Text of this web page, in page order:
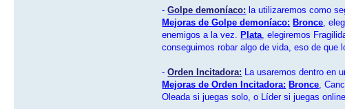
-Golpe demoníaco: la utilizaremos como
Mejoras de Golpe demoníaco: Bronce,
enemigos a la vez. Plata, elegiremos
conseguimos robar algo de vida, eso de que
-Orden Incitadora: La usaremos dentro en
Mejoras de Orden Incitadora: Bronce,
Oleada si juegas solo, o Líder si juegas